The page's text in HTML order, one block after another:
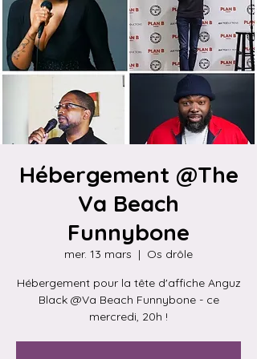
Hébergement @The
Va Beach
Funnybone
mer. 13 mars
  |
Os drôle
Hébergement pour la tête d'affiche Anguz
Black @Va Beach Funnybone - ce
mercredi, 20h !